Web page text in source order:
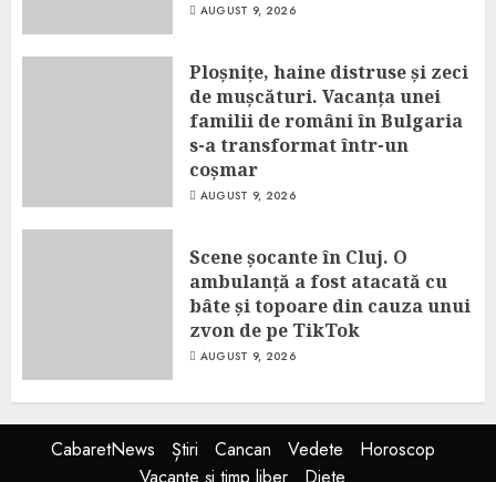
AUGUST 9, 2026
Ploșnițe, haine distruse și zeci
de mușcături. Vacanța unei
familii de români în Bulgaria
s-a transformat într-un
coșmar
AUGUST 9, 2026
Scene șocante în Cluj. O
ambulanță a fost atacată cu
bâte și topoare din cauza unui
zvon de pe TikTok
AUGUST 9, 2026
CabaretNews Știri Cancan Vedete
Horoscop